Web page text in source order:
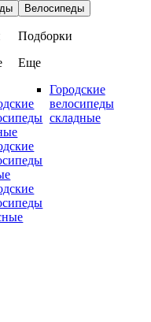
Велосипеды
Подборки
Еще
Городские
велосипеды
складные